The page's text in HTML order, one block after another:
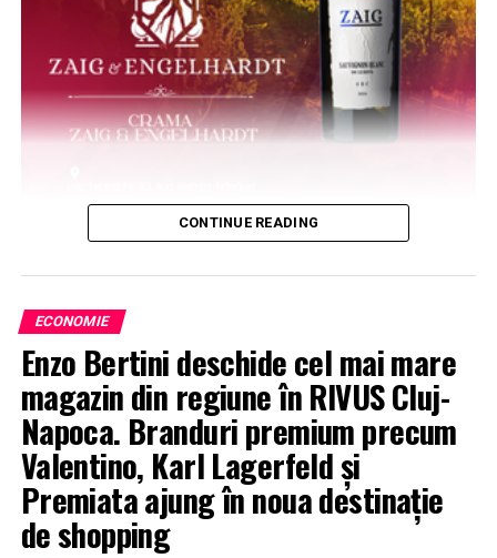
CONTINUE READING
ECONOMIE
Enzo Bertini deschide cel mai mare
magazin din regiune în RIVUS Cluj-
Napoca. Branduri premium precum
Valentino, Karl Lagerfeld și
Premiata ajung în noua destinație
de shopping